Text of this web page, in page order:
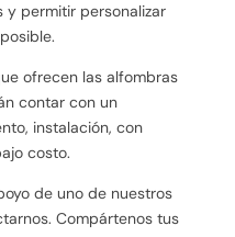
y permitir personalizar
ofrecen las alfombras
contar con un
instalación, con
costo.
de uno de nuestros
Compártenos tus